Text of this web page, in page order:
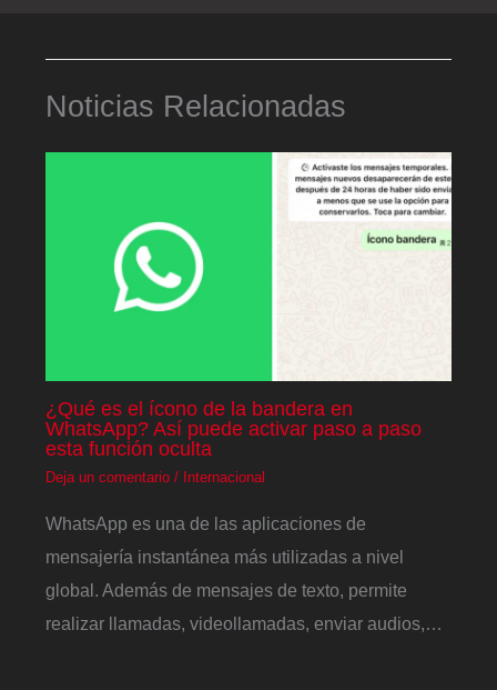
Noticias Relacionadas
¿Qué es el ícono de la bandera en
WhatsApp? Así puede activar paso a paso
esta función oculta
Deja un comentario / Internacional
WhatsApp es una de las aplicaciones de
mensajería instantánea más utilizadas a nivel
global. Además de mensajes de texto, permite
realizar llamadas, videollamadas, enviar audios,…